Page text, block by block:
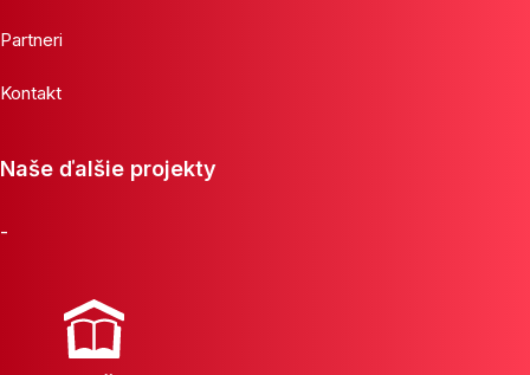
Partneri
Kontakt
Naše ďalšie projekty
-